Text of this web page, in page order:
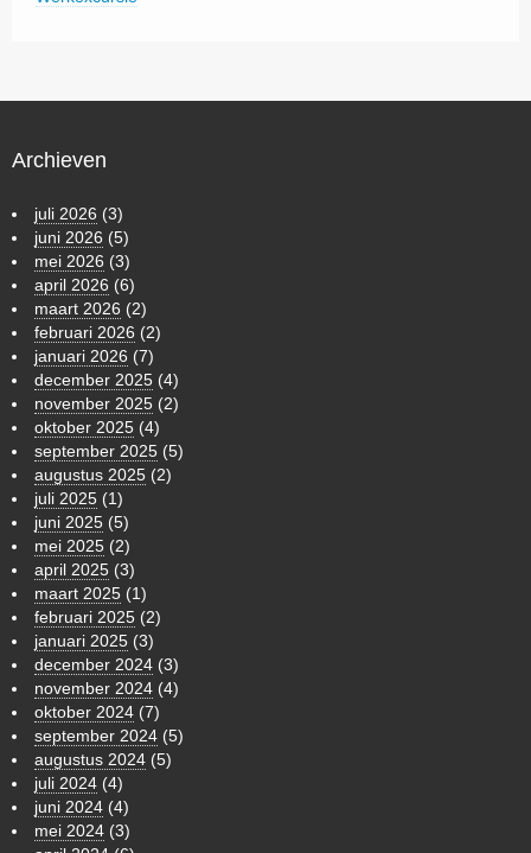
Archieven
juli 2026 (3)
juni 2026 (5)
mei 2026 (3)
april 2026 (6)
maart 2026 (2)
februari 2026 (2)
januari 2026 (7)
december 2025 (4)
november 2025 (2)
oktober 2025 (4)
september 2025 (5)
augustus 2025 (2)
juli 2025 (1)
juni 2025 (5)
mei 2025 (2)
april 2025 (3)
maart 2025 (1)
februari 2025 (2)
januari 2025 (3)
december 2024 (3)
november 2024 (4)
oktober 2024 (7)
september 2024 (5)
augustus 2024 (5)
juli 2024 (4)
juni 2024 (4)
mei 2024 (3)